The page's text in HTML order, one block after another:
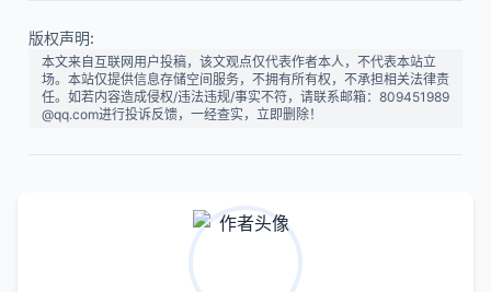
版权声明:
本文来自互联网用户投稿，该文观点仅代表作者本人，不代表本站立
场。本站仅提供信息存储空间服务，不拥有所有权，不承担相关法律责
任。如若内容造成侵权/违法违规/事实不符，请联系邮箱：809451989
@qq.com进行投诉反馈，一经查实，立即删除！